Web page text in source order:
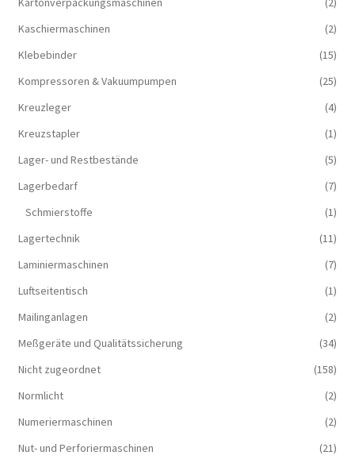
Kaschiermaschinen
(2)
Klebebinder
(15)
Kompressoren & Vakuum­pumpen
(25)
Kreuzleger
(4)
Kreuzstapler
(1)
Lager- und Restbestände
(5)
Lagerbedarf
(7)
Schmierstoffe
(1)
Lagertechnik
(11)
Laminiermaschinen
(7)
Luftseitentisch
(1)
Mailinganlagen
(2)
Meßgeräte und Qualitätssicherung
(34)
Nicht zugeordnet
(158)
Normlicht
(2)
Numeriermaschinen
(2)
Nut- und Perforiermaschinen
(21)